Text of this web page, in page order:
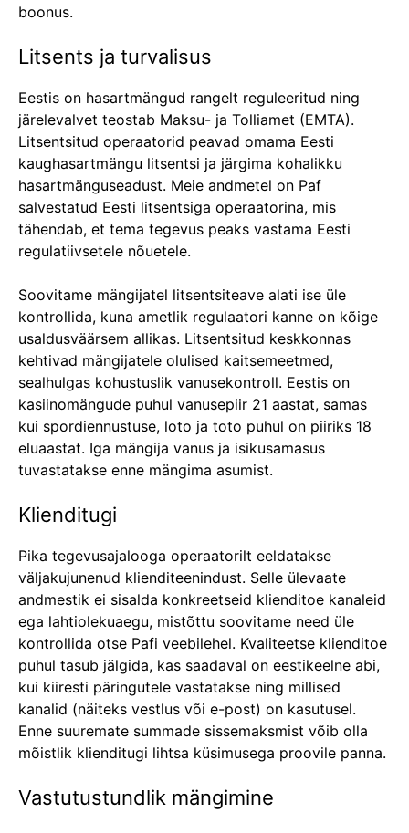
boonus.
Litsents ja turvalisus
Eestis on hasartmängud rangelt reguleeritud ning
järelevalvet teostab Maksu- ja Tolliamet (EMTA).
Litsentsitud operaatorid peavad omama Eesti
kaughasartmängu litsentsi ja järgima kohalikku
hasartmänguseadust. Meie andmetel on Paf
salvestatud Eesti litsentsiga operaatorina, mis
tähendab, et tema tegevus peaks vastama Eesti
regulatiivsetele nõuetele.
Soovitame mängijatel litsentsiteave alati ise üle
kontrollida, kuna ametlik regulaatori kanne on kõige
usaldusväärsem allikas. Litsentsitud keskkonnas
kehtivad mängijatele olulised kaitsemeetmed,
sealhulgas kohustuslik vanusekontroll. Eestis on
kasiinomängude puhul vanusepiir 21 aastat, samas
kui spordiennustuse, loto ja toto puhul on piiriks 18
eluaastat. Iga mängija vanus ja isikusamasus
tuvastatakse enne mängima asumist.
Klienditugi
Pika tegevusajalooga operaatorilt eeldatakse
väljakujunenud klienditeenindust. Selle ülevaate
andmestik ei sisalda konkreetseid klienditoe kanaleid
ega lahtiolekuaegu, mistõttu soovitame need üle
kontrollida otse Pafi veebilehel. Kvaliteetse klienditoe
puhul tasub jälgida, kas saadaval on eestikeelne abi,
kui kiiresti päringutele vastatakse ning millised
kanalid (näiteks vestlus või e-post) on kasutusel.
Enne suuremate summade sissemaksmist võib olla
mõistlik klienditugi lihtsa küsimusega proovile panna.
Vastutustundlik mängimine